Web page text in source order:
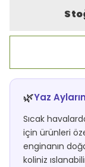
🌿Yaz
Sıcak
için ürünleri
enginanın
koliniz